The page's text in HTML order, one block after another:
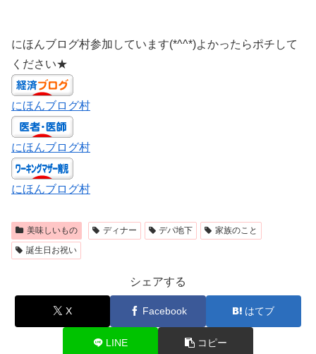
にほんブログ村参加しています(*^^*)よかったらポチして
ください★
にほんブログ村
にほんブログ村
にほんブログ村
美味しいもの ディナー デパ地下
家族のこと
誕生日お祝い
シェアする
X Facebook はてブ
LINE コピー